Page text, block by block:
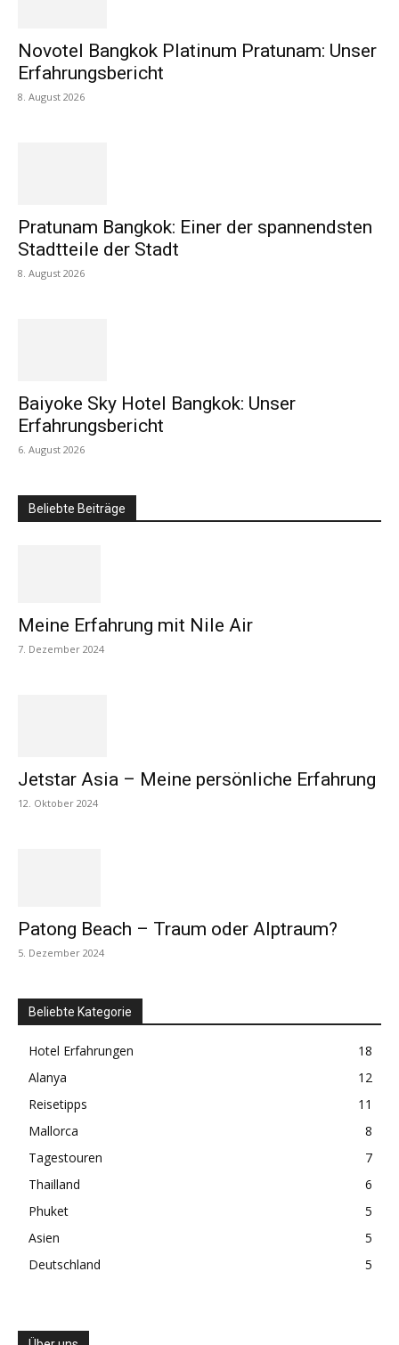
Novotel Bangkok Platinum Pratunam: Unser
Erfahrungsbericht
8. August 2026
Pratunam Bangkok: Einer der spannendsten
Stadtteile der Stadt
8. August 2026
Baiyoke Sky Hotel Bangkok: Unser
Erfahrungsbericht
6. August 2026
Beliebte Beiträge
Meine Erfahrung mit Nile Air
7. Dezember 2024
Jetstar Asia – Meine persönliche Erfahrung
12. Oktober 2024
Patong Beach – Traum oder Alptraum?
5. Dezember 2024
Beliebte Kategorie
Hotel Erfahrungen
18
Alanya
12
Reisetipps
11
Mallorca
8
Tagestouren
7
Thailland
6
Phuket
5
Asien
5
Deutschland
5